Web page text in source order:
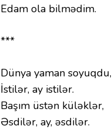
Edam ola bilmədim.
***
Dünya yaman soyuqdu,
İstilər, ay istilər.
Başım üstən küləklər,
Əsdilər, ay, əsdilər.